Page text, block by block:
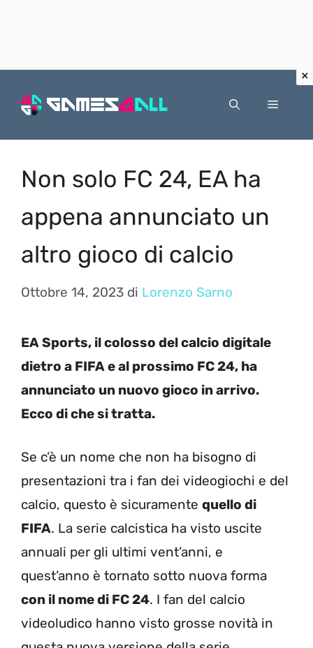
Menu
Non solo FC 24, EA ha
appena annunciato un
altro gioco di calcio
Ottobre 14, 2023 di Lorenzo Sarno
EA Sports, il colosso del calcio digitale
dietro a FIFA e al prossimo FC 24, ha
annunciato un nuovo gioco in arrivo.
Ecco di che si tratta.
Se c’è un nome che non ha bisogno di
presentazioni tra i fan dei videogiochi e del
calcio, questo è sicuramente quello di
FIFA. La serie calcistica ha visto uscite
annuali per gli ultimi vent’anni, e
quest’anno è tornato sotto nuova forma
con il nome di FC 24. I fan del calcio
videoludico hanno visto grosse novità in